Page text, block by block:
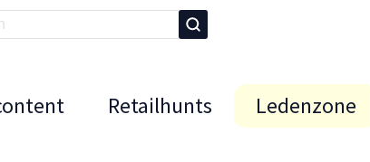
Retailhunts Ledenzone